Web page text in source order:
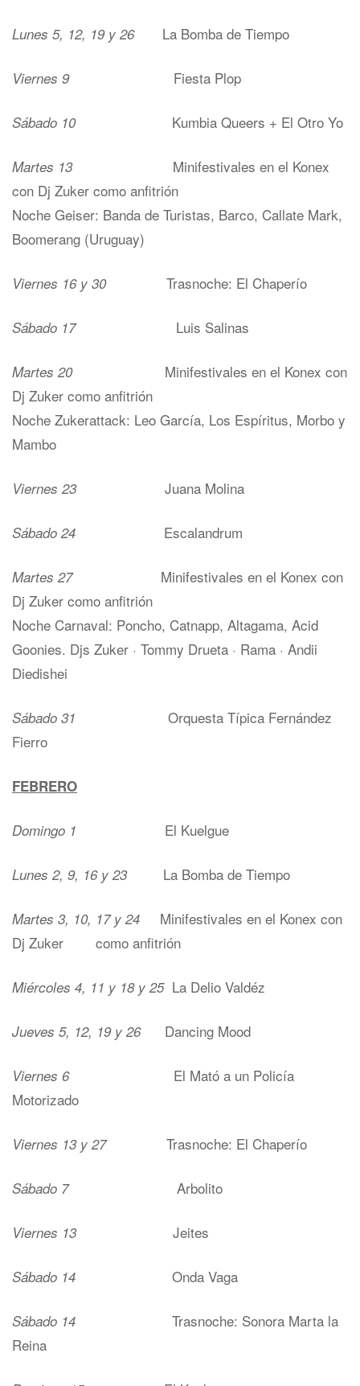
Lunes 5, 12, 19 y 26La Bomba de Tiempo
Viernes 9Fiesta Plop
Sábado 10 Kumbia Queers + El Otro Yo
Martes 13
Minifestivales en el Konex
con Dj Zuker como anfitrión
Noche Geiser: Banda de Turistas, Barco, Callate Mark,
Boomerang (Uruguay)
Viernes 16 y 30Trasnoche: El Chaperío
Sábado 17Luis Salinas
Martes 20
Minifestivales en el Konex con
Dj Zuker como anfitrión
Noche Zukerattack: Leo García, Los Espíritus, Morbo y
Mambo
Viernes 23 Juana Molina
Sábado 24 Escalandrum
Martes 27Minifestivales en el Konex con
Dj Zuker como anfitrión
Noche Carnaval: Poncho, Catnapp, Altagama, Acid
Goonies. Djs Zuker · Tommy Drueta · Rama · Andii
Diedishei
Sábado 31
Orquesta Típica Fernández
Fierro
FEBRERO
Domingo 1 El Kuelgue
Lunes 2, 9, 16 y 23 La Bomba de Tiempo
Martes 3, 10, 17 y 24 Minifestivales en el Konex con
Dj Zuker como anfitrión
Miércoles 4, 11 y 18 y 25La Delio Valdéz
Jueves 5, 12, 19 y 26Dancing Mood
Viernes 6
El Mató a un Policía
Motorizado
Viernes 13 y 27 Trasnoche: El Chaperío
Sábado 7 Arbolito
Viernes 13 Jeites
Sábado 14 Onda Vaga
Sábado 14 Trasnoche: Sonora Marta la
Reina